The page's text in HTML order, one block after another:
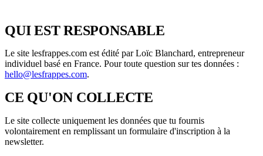
QUI EST RESPONSABLE
Le site lesfrappes.com est édité par Loïc Blanchard, entrepreneur
individuel basé en France. Pour toute question sur tes données :
hello@lesfrappes.com.
CE QU'ON COLLECTE
Le site collecte uniquement les données que tu fournis
volontairement en remplissant un formulaire d'inscription à la
newsletter.